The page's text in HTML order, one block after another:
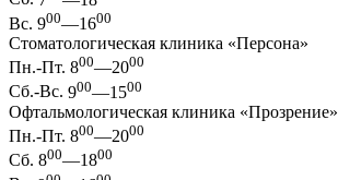
Вс. 900—1600
Стоматологическая клиника «Персона»
Пн.-Пт. 800—2000
Сб.-Вс. 900—1500
Офтальмологическая клиника «Прозрение»
Пн.-Пт. 800—2000
Сб. 800—1800